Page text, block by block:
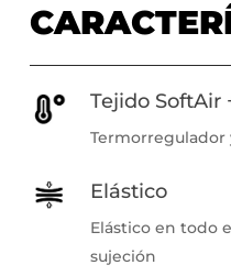
Tejido SoftAir
Termorregulador
Elástico
Elástico en todo
sujeción